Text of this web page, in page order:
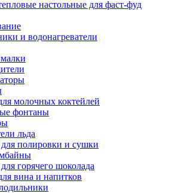
настольные для фаст-фуд
и водонагреватели
молочных коктейлей
фонтаны
льда
полировки и сушки
горячего шоколада
вина и напитков